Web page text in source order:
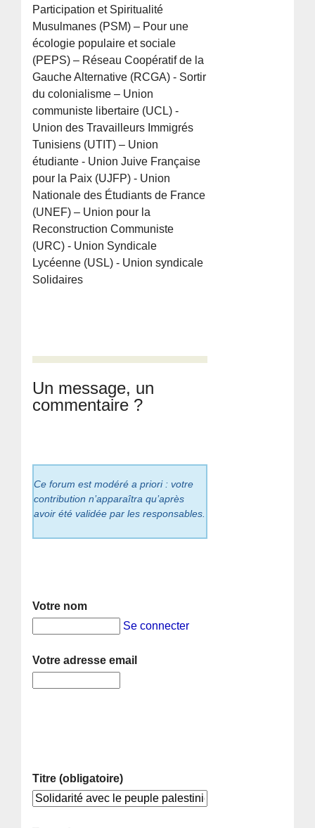
Participation et Spiritualité
Musulmanes (PSM) – Pour une
écologie populaire et sociale
(PEPS) – Réseau Coopératif de la
Gauche Alternative (RCGA) - Sortir
du colonialisme – Union
communiste libertaire (UCL) -
Union des Travailleurs Immigrés
Tunisiens (UTIT) – Union
étudiante - Union Juive Française
pour la Paix (UJFP) - Union
Nationale des Étudiants de France
(UNEF) – Union pour la
Reconstruction Communiste
(URC) - Union Syndicale
Lycéenne (USL) - Union syndicale
Solidaires
Un message, un
commentaire ?
Ce forum est modéré a priori : votre
contribution n’apparaîtra qu’après
avoir été validée par les responsables.
Votre nom
Se connecter
Votre adresse email
Titre (obligatoire)